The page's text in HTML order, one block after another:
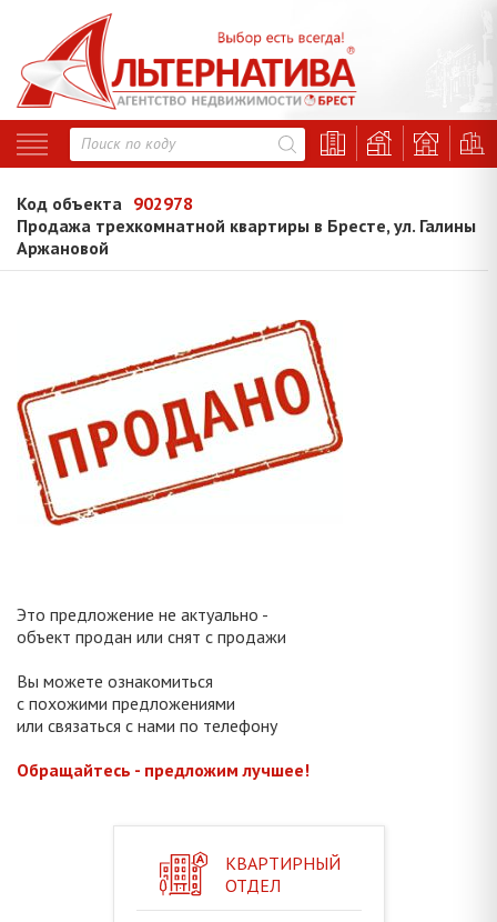
Код объекта 902978
Продажа трехкомнатной квартиры в Бресте, ул. Галины
Аржановой
Это предложение не актуально -
объект продан или снят с продажи
Вы можете ознакомиться
с похожими предложениями
или связаться с нами по телефону
Обращайтесь - предложим лучшее!
КВАРТИРНЫЙ
ОТДЕЛ